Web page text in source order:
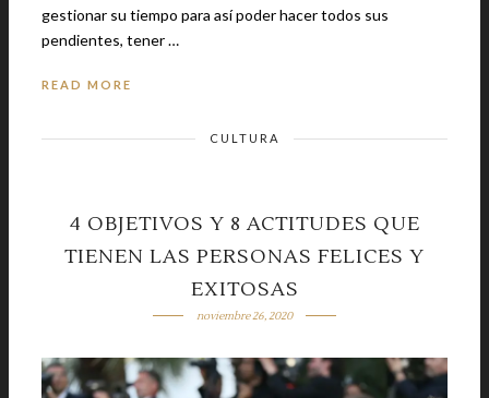
gestionar su tiempo para así poder hacer todos sus
pendientes, tener …
READ MORE
CULTURA
4 OBJETIVOS Y 8 ACTITUDES QUE
TIENEN LAS PERSONAS FELICES Y
EXITOSAS
noviembre 26, 2020